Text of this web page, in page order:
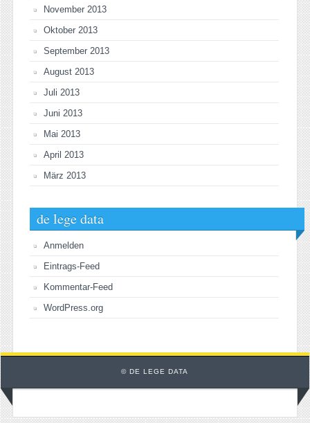
November 2013
Oktober 2013
September 2013
August 2013
Juli 2013
Juni 2013
Mai 2013
April 2013
März 2013
de lege data
Anmelden
Eintrags-Feed
Kommentar-Feed
WordPress.org
© DE LEGE DATA